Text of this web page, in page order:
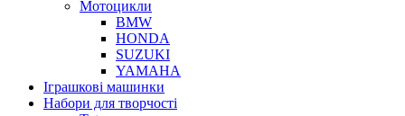
Мотоцикли
BMW
HONDA
SUZUKI
YAMAHA
Іграшкові машинки
Набори для творчості